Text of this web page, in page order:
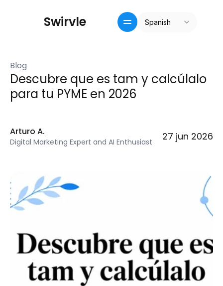
Swirvle Spanish
Precios
Pricing
Blog
Descubre que es tam y calcúlalo
para tu PYME en 2026
Arturo A.
Digital Marketing Expert and AI Enthusiast 27 jun 2026